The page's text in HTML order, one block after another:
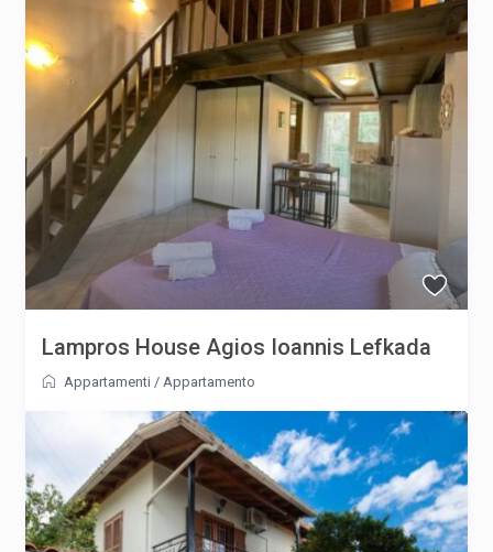
Lampros House Agios Ioannis Lefkada
Appartamenti /Appartamento